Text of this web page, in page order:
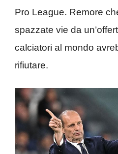
Pro League. Remore
spazzate vie da
calciatori al mondo
rifiutare.